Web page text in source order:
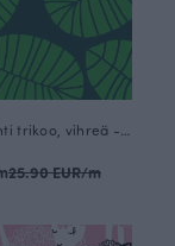
25.90 EUR/m